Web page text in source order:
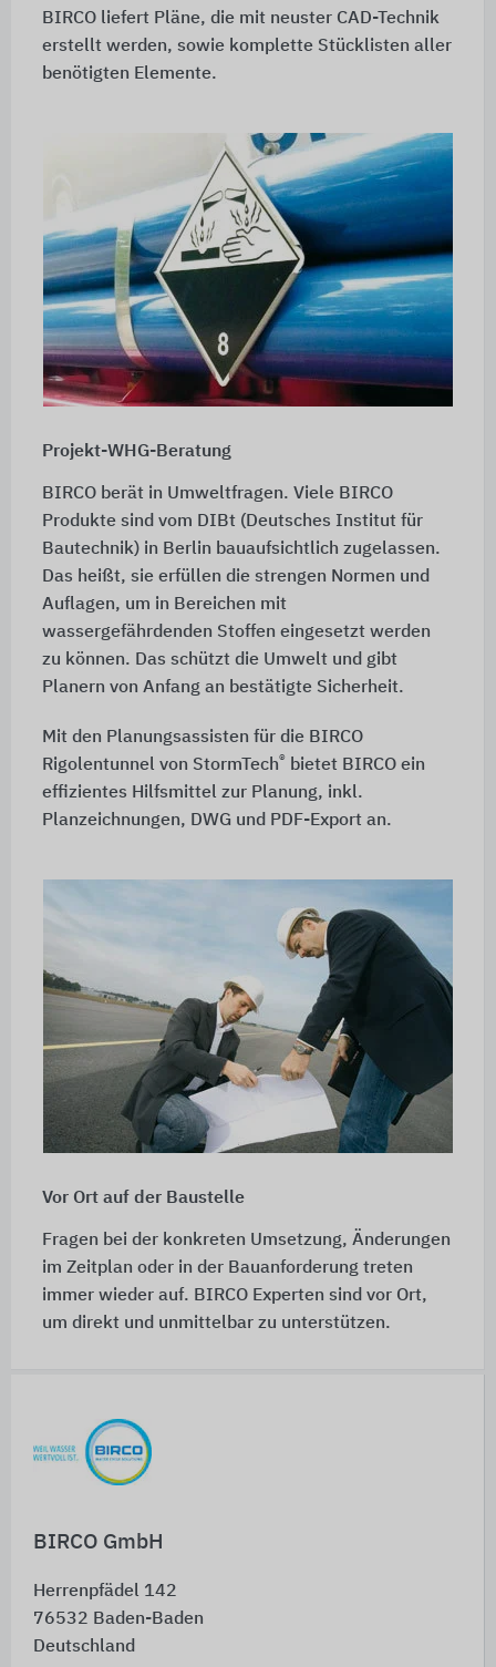
BIRCO GmbH
Herrenpfädel 142
76532 Baden-Baden
Deutschland
BIRCO liefert Pläne, die mit neuster CAD-Technik
erstellt werden, sowie komplette Stücklisten aller
benötigten Elemente.
Projekt-WHG-Beratung
BIRCO berät in Umweltfragen. Viele BIRCO
Produkte sind vom DIBt (Deutsches Institut für
Bautechnik) in Berlin bauaufsichtlich zugelassen.
Das heißt, sie erfüllen die strengen Normen und
Auflagen, um in Bereichen mit
wassergefährdenden Stoffen eingesetzt werden
zu können. Das schützt die Umwelt und gibt
Planern von Anfang an bestätigte Sicherheit.
Mit den Planungsassisten für die BIRCO
Rigolentunnel von StormTech® bietet BIRCO ein
effizientes Hilfsmittel zur Planung, inkl.
Planzeichnungen, DWG und PDF-Export an.
Vor Ort auf der Baustelle
Fragen bei der konkreten Umsetzung, Änderungen
im Zeitplan oder in der Bauanforderung treten
immer wieder auf. BIRCO Experten sind vor Ort,
um direkt und unmittelbar zu unterstützen.
Schnelleinstiege